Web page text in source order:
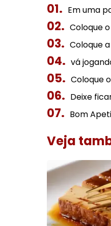
Em uma
Coloque
Coloque
vá
Coloque
Deixe
Bom
Veja